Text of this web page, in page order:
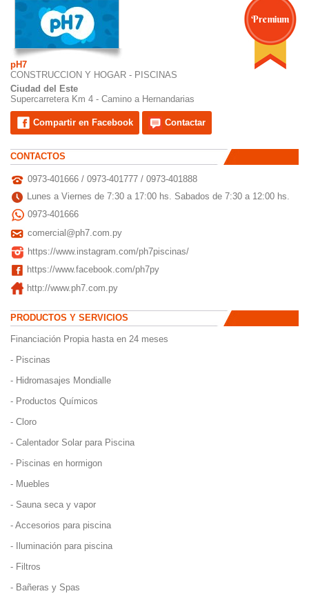
pH7
CONSTRUCCION Y HOGAR - PISCINAS
Ciudad del Este
Supercarretera Km 4 - Camino a Hernandarias
Compartir en Facebook Contactar
CONTACTOS
0973-401666 / 0973-401777 / 0973-401888
Lunes a Viernes de 7:30 a 17:00 hs. Sabados de 7:30 a 12:00 hs.
0973-401666
comercial@ph7.com.py
https://www.instagram.com/ph7piscinas/
https://www.facebook.com/ph7py
http://www.ph7.com.py
PRODUCTOS Y SERVICIOS
Financiación Propia hasta en 24 meses
- Piscinas
- Hidromasajes Mondialle
- Productos Químicos
- Cloro
- Calentador Solar para Piscina
- Piscinas en hormigon
- Muebles
- Sauna seca y vapor
- Accesorios para piscina
- Iluminación para piscina
- Filtros
- Bañeras y Spas